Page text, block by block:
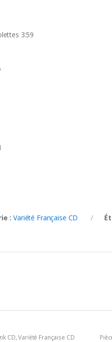
3:59
:Variété Française CD
CD,Variété Française CD